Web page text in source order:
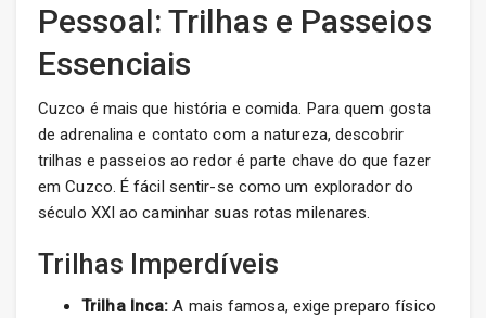
Pessoal: Trilhas e Passeios
Essenciais
Cuzco é mais que história e comida. Para quem gosta
de adrenalina e contato com a natureza, descobrir
trilhas e passeios ao redor é parte chave do que fazer
em Cuzco. É fácil sentir-se como um explorador do
século XXI ao caminhar suas rotas milenares.
Trilhas Imperdíveis
Trilha Inca: A mais famosa, exige preparo físico